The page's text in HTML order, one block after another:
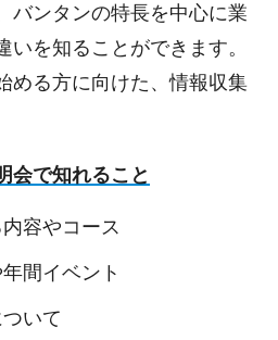
バンタンの特長を中心に業
いを知ることができます。
める方に向けた、情報収集
会で知れること
容やコース
間イベント
いて